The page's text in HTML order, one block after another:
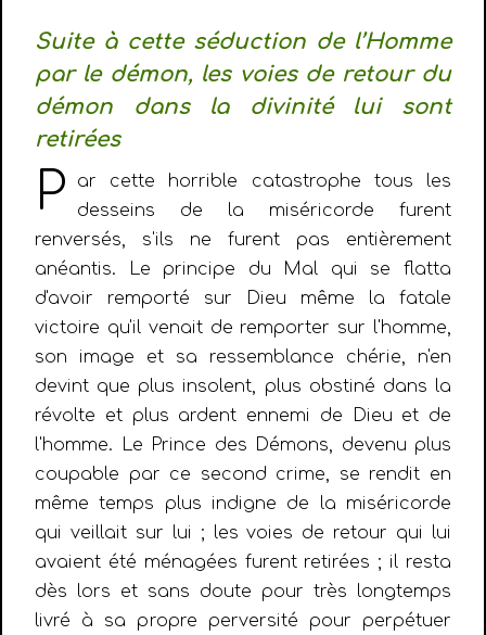
Suite à cette séduction de l’Homme
par le démon, les voies de retour du
démon dans la divinité lui sont
retirées
P
ar cette horrible catastrophe tous les
desseins de la miséricorde furent
renversés, s'ils ne furent pas entièrement
anéantis. Le principe du Mal qui se flatta
d'avoir remporté sur Dieu même la fatale
victoire qu'il venait de remporter sur l'homme,
son image et sa ressemblance chérie, n'en
devint que plus insolent, plus obstiné dans la
révolte et plus ardent ennemi de Dieu et de
l'homme. Le Prince des Démons, devenu plus
coupable par ce second crime, se rendit en
même temps plus indigne de la miséricorde
qui veillait sur lui ; les voies de retour qui lui
avaient été ménagées furent retirées ; il resta
dès lors et sans doute pour très longtemps
livré à sa propre perversité pour perpétuer